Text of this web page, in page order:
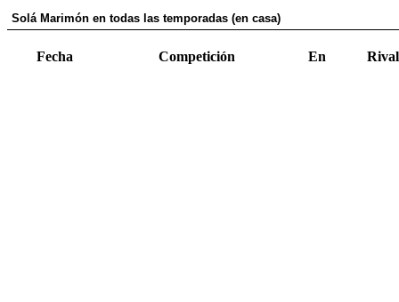
Solá Marimón en todas las temporadas (en casa)
Fecha Competición En Rival